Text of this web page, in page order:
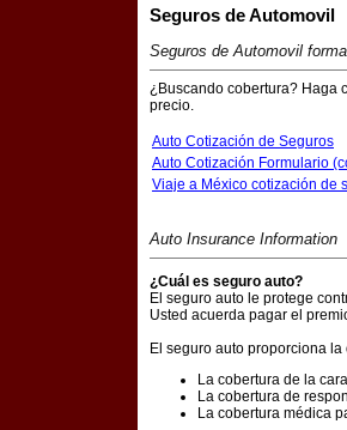
Seguros de Automovil
Seguros de Automovil
¿Buscando cobertura? Haga
precio.
Auto Cotización de Seguros
Auto Cotización Formulario
Viaje a México cotización de
Auto Insurance Information
¿Cuál es seguro auto?
El seguro auto le protege
Usted acuerda pagar el
El seguro auto proporciona
La cobertura de la
La cobertura de
La cobertura médica